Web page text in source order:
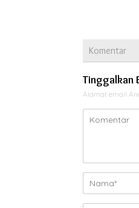
Komentar
Tinggalkan
Alamat email